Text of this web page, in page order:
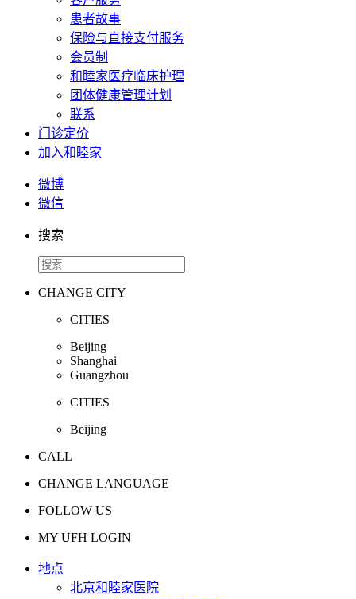
患者故事
保险与直接支付服务
会员制
和睦家医疗临床护理
团体健康管理计划
联系
门诊定价
加入和睦家
微博
微信
搜索
CHANGE CITY
CITIES
Beijing
Shanghai
Guangzhou
CITIES
Beijing
CALL
CHANGE LANGUAGE
FOLLOW US
MY UFH LOGIN
地点
北京和睦家医院